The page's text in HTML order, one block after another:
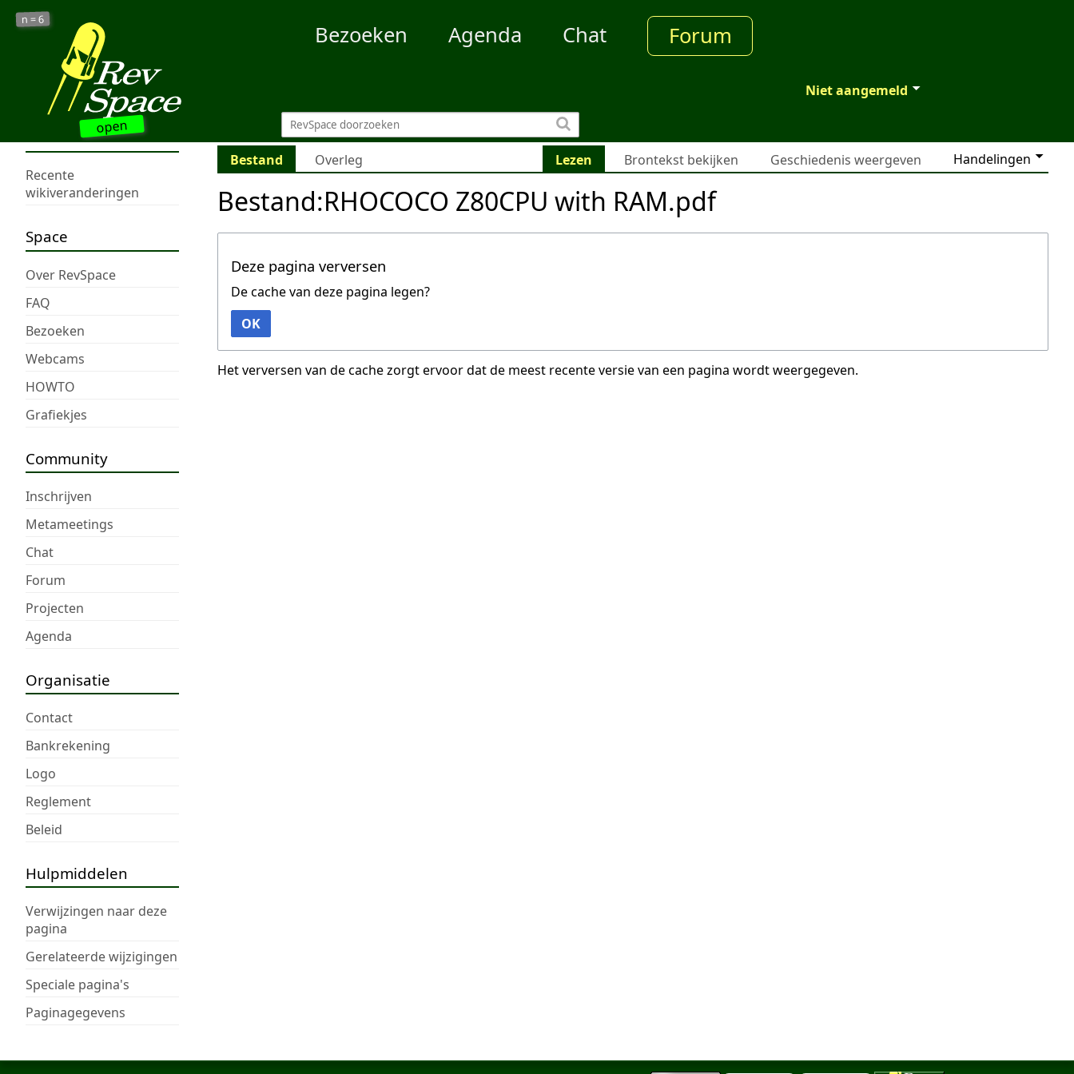
open
n =6
Bezoeken Agenda Chat Forum
Niet aangemeld
Recente
wikiveranderingen
Space
Over RevSpace
FAQ
Bezoeken
Webcams
HOWTO
Grafiekjes
Community
Inschrijven
Metameetings
Chat
Forum
Projecten
Agenda
Organisatie
Contact
Bankrekening
Logo
Reglement
Beleid
Hulpmiddelen
Verwijzingen naar deze
pagina
Gerelateerde wijzigingen
Speciale pagina's
Paginagegevens
Bestand Overleg Handelingen
Lezen Brontekst bekijken Geschiedenis weergeven
Bestand:RHOCOCO Z80CPU with RAM.pdf
Deze pagina verversen
De cache van deze pagina legen?
OK
Het verversen van de cache zorgt ervoor dat de meest recente versie van een pagina wordt weergegeven.